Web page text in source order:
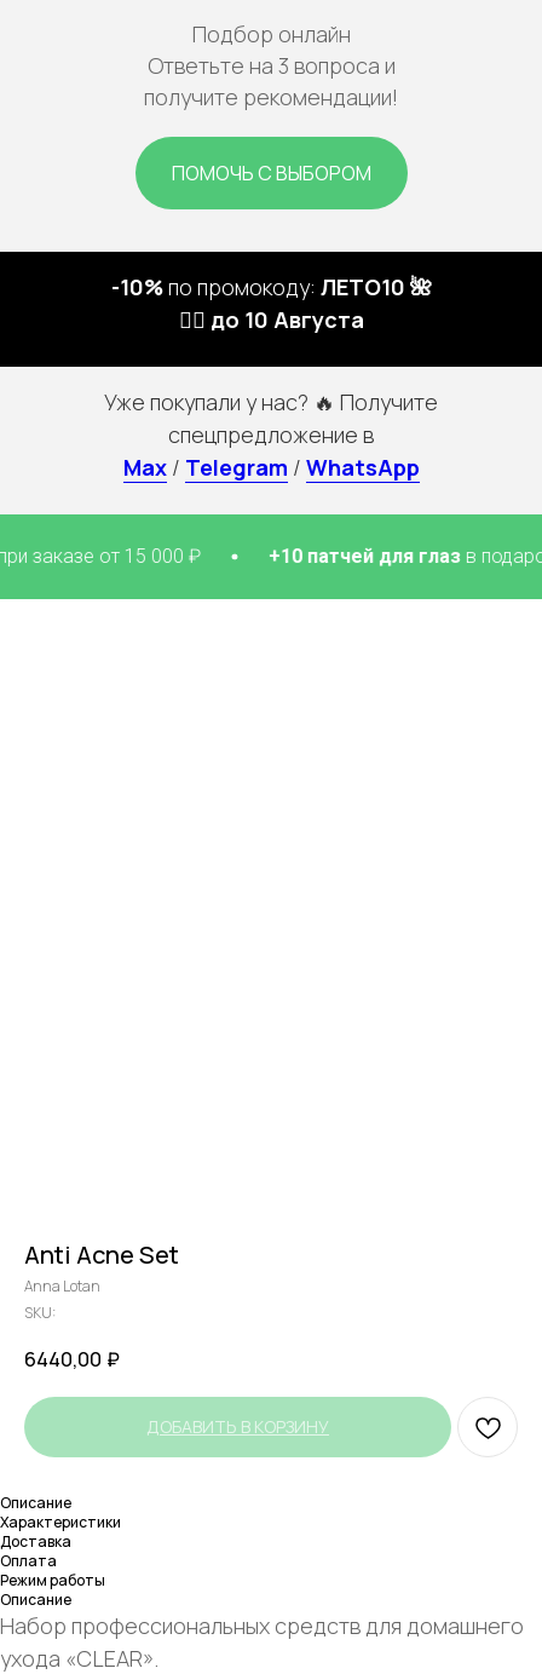
Подбор онлайн
Ответьте на 3 вопроса и
получите рекомендации!
ПОМОЧЬ С ВЫБОРОМ
-10%по промокоду: ЛЕТО10 🌺
🏃‍♀️ до 10 Августа
Уже покупали у нас? 🔥 Получите
спецпредложение в
Max / Telegram / WhatsApp
15 000 ₽ +10 патчей для глазв подарок при
Anti Acne Set
Anna Lotan
SKU:
6440,00 ₽
ДОБАВИТЬ В КОРЗИНУ
Описание
Характеристики
Доставка
Оплата
Режим работы
Описание
Набор профессиональных средств для домашнего
ухода «CLEAR».